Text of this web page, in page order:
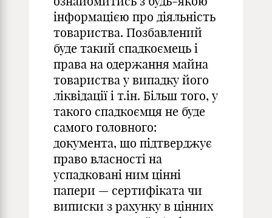
інформацією про діяльність
товариства. Позбавлений
буде такий спадкоємець і
права на одержання майна
товариства у випадку його
ліквідації і т.ін. Більш того, у
такого спадкоємця не буде
самого головного:
документа, що підтверджує
право власності на
успадковані ним цінні
папери — сертифіката чи
виписки з рахунку в цінних